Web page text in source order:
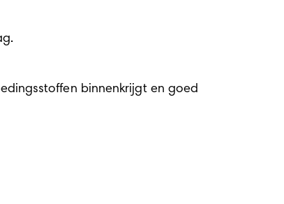
binnenkrijgt en goed